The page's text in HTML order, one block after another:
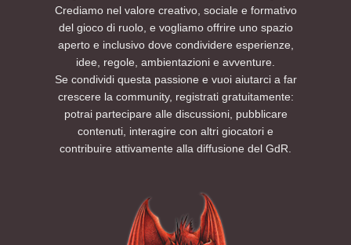
Crediamo nel valore creativo, sociale e formativo
del gioco di ruolo, e vogliamo offrire uno spazio
aperto e inclusivo dove condividere esperienze,
idee, regole, ambientazioni e avventure.
Se condividi questa passione e vuoi aiutarci a far
crescere la community, registrati gratuitamente:
potrai partecipare alle discussioni, pubblicare
contenuti, interagire con altri giocatori e
contribuire attivamente alla diffusione del GdR.